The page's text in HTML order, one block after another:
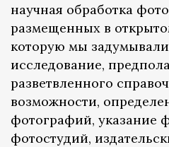
научная обработка
размещенных в
которую мы
исследование,
разветвленного
возможности,
фотографий, указание
фотостудий,